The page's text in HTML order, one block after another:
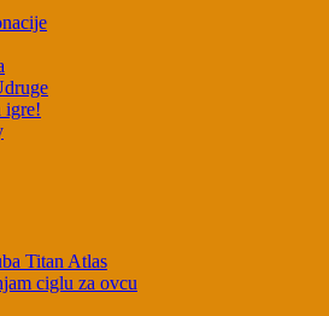
igre!
Titan Atlas
ciglu za ovcu